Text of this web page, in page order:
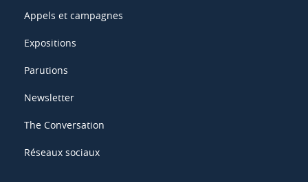
Appels et campagnes
Expositions
Parutions
Newsletter
The Conversation
Réseaux sociaux